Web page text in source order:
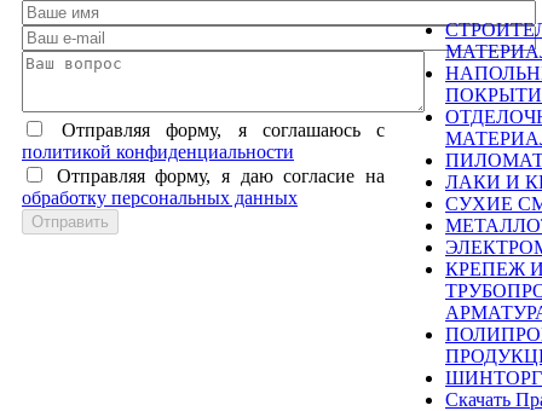
Отправляя форму, я соглашаюсь c
политикой конфиденциальности
Отправляя форму, я даю согласие на
обработку персональных данных
ЛАКИ И
СУХИЕ
КРЕПЕЖ
ШИНТОРГ
Скачать